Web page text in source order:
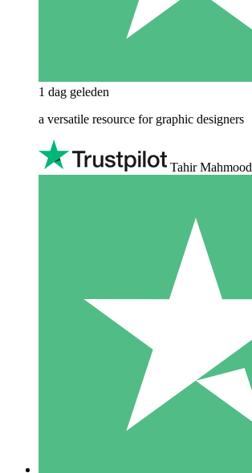
1 dag geleden
a versatile resource for graphic designers
Tahir Mahmood